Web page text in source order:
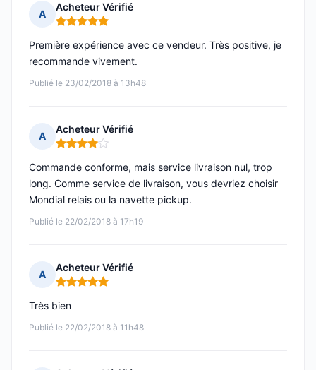
A
Acheteur Vérifié
Note : 5 sur 5
Publié le 23/02/2018 à 13h48
Première expérience avec ce vendeur. Très positive, je
recommande vivement.
A
Acheteur Vérifié
Note : 4 sur 5
Publié le 22/02/2018 à 17h19
Commande conforme, mais service livraison nul, trop
long. Comme service de livraison, vous devriez choisir
Mondial relais ou la navette pickup.
A
Acheteur Vérifié
Note : 5 sur 5
Publié le 22/02/2018 à 11h48
Très bien